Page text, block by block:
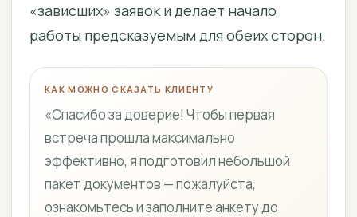
«зависших» заявок и делает начало
работы предсказуемым для обеих сторон.
КАК МОЖНО СКАЗАТЬ КЛИЕНТУ
«Спасибо за доверие! Чтобы первая
встреча прошла максимально
эффективно, я подготовил небольшой
пакет документов — пожалуйста,
ознакомьтесь и заполните анкету до